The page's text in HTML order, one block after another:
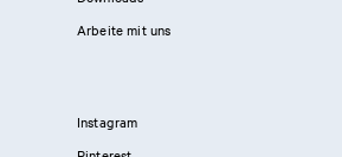
Arbeite mit uns
Instagram